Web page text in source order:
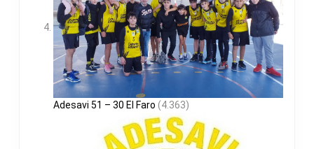
Adesavi 51 – 30 El Faro (4.363)